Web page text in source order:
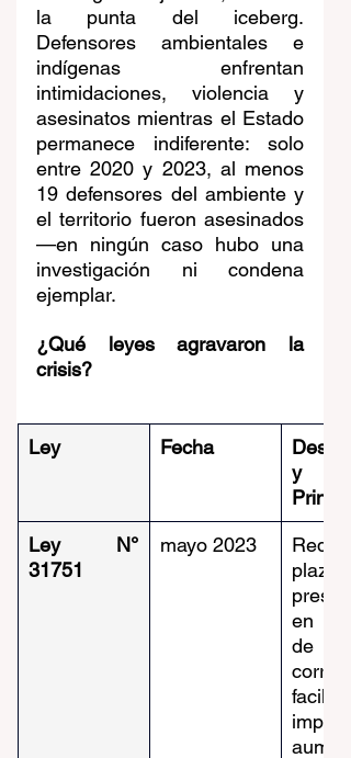
la punta del iceberg.
Defensores ambientales e
indígenas enfrentan
intimidaciones, violencia y
asesinatos mientras el Estado
permanece indiferente: solo
entre 2020 y 2023, al menos
19 defensores del ambiente y
el territorio fueron asesinados
—en ningún caso hubo una
investigación ni condena
ejemplar.
¿Qué leyes agravaron la
crisis?
Ley Fecha
y
Ley N°
31751
mayo 2023
en
de